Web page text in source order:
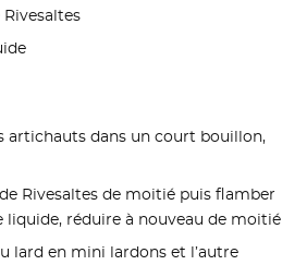
artichauts dans un court bouillon,
Rivesaltes de moitié puis flamber
liquide, réduire à nouveau de moitié
lard en mini lardons et l’autre